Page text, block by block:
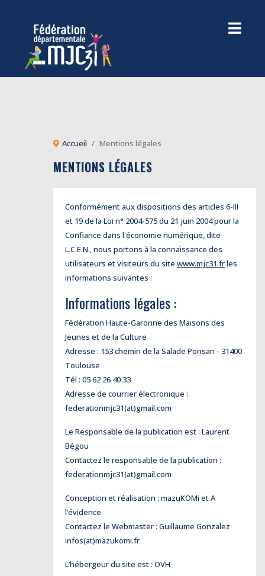
Accueil Mentions légales
MENTIONS LÉGALES
Conformément aux dispositions des articles 6-III
et 19 de la Loi n° 2004-575 du 21 juin 2004 pour la
Confiance dans l'économie numérique, dite
L.C.E.N., nous portons à la connaissance des
utilisateurs et visiteurs du site www.mjc31.frles
informations suivantes :
Informations légales :
Fédération Haute-Garonne des Maisons des
Jeunes et de la Culture
Adresse : 153 chemin de la Salade Ponsan - 31400
Toulouse
Tél : 05 62 26 40 33
Adresse de courrier électronique :
federationmjc31(at)gmail.com
Le Responsable de la publication est : Laurent
Bégou
Contactez le responsable de la publication :
federationmjc31(at)gmail.com
Conception et réalisation : mazuKOMi et A
l’évidence
Contactez le Webmaster : Guillaume Gonzalez
infos(at)mazukomi.fr
L’hébergeur du site est : OVH